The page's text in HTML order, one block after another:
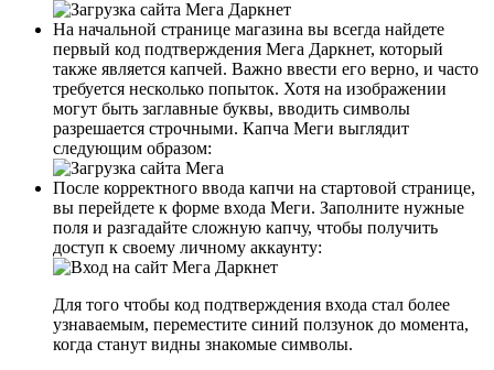
На начальной странице магазина вы всегда найдете
первый код подтверждения Мега Даркнет, который
также является капчей. Важно ввести его верно, и часто
требуется несколько попыток. Хотя на изображении
могут быть заглавные буквы, вводить символы
разрешается строчными. Капча Меги выглядит
следующим образом:
После корректного ввода капчи на стартовой странице,
вы перейдете к форме входа Меги. Заполните нужные
поля и разгадайте сложную капчу, чтобы получить
доступ к своему личному аккаунту:
Для того чтобы код подтверждения входа стал более
узнаваемым, переместите синий ползунок до момента,
когда станут видны знакомые символы.